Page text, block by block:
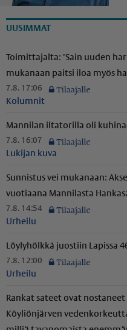
UUSIMMAT
Toimittajalta: "Sain uuden
mukanaan paitsi iloa myös
7.8. 17:06
Kolumnit
Mannilan iltatorilla oli
7.8. 16:07
Lukijan kuva
Sunnistus vei mukanaan:
vuotiaana Mannilasta
7.8. 14:54
Urheilu
Löylyhölkkä juostiin Lapissa
7.8. 12:00
Urheilu
Rankat sateet ovat
Köyliönjärven